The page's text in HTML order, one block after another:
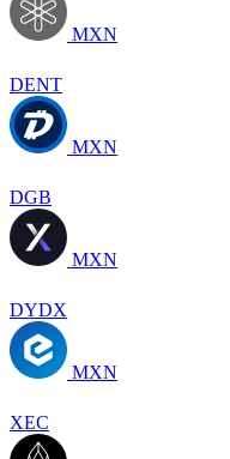
MXN
DENT
MXN
DGB
MXN
DYDX
MXN
XEC